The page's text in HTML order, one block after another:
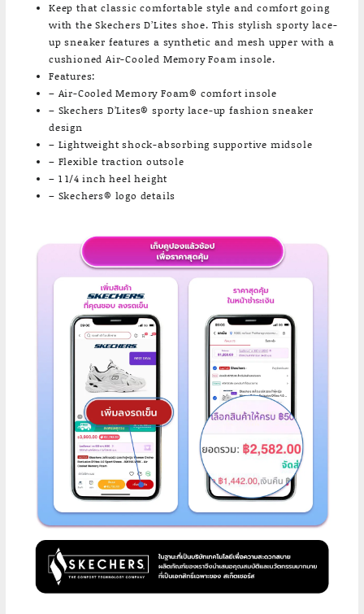
Keep that classic comfortable style and comfort going
with the Skechers D’Lites shoe. This stylish sporty lace-
up sneaker features a synthetic and mesh upper with a
cushioned Air-Cooled Memory Foam insole.
Features:
– Air-Cooled Memory Foam® comfort insole
– Skechers D’Lites® sporty lace-up fashion sneaker
design
– Lightweight shock-absorbing supportive midsole
– Flexible traction outsole
– 1 1/4 inch heel height
– Skechers® logo details